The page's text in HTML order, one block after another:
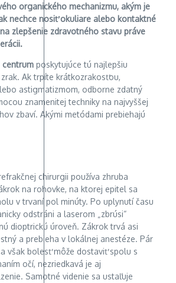
organického mechanizmu, akým je
nechce nosiťokuliare alebo kontaktné
zlepšenie zdravotného stavu práve
cii.
centrum poskytujúce tú najlepšiu
Ak trpíte krátkozrakosťou,
astigmatizmom, odborne zdatný
znamenitej techniky na najvyššej
zbaví. Akými metódami prebiehajú
chirurgii používa zhruba
na rohovke, na ktorej epitel sa
v trvaní pol minúty. Po uplynutí času
odstráni a laserom „zbrúsi“
dioptrickú úroveň. Zákrok trvá asi
a prebieha v lokálnej anestéze. Pár
však bolesť môže dostaviť spolu s
očí, nezriedkavá je aj
Samotné videnie sa ustaľuje